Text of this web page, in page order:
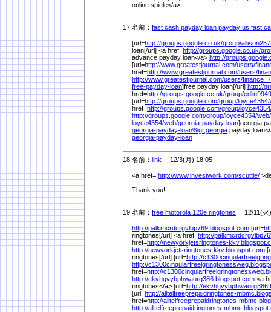
online spiele</a>
17 名前： fast cash payday loan payday us fast
[url=http://groups.google.co.uk/group/
loan[/url] <a href=http://groups.google.co.uk/
advance payday loan</a> http://
[url=http://www.greatestjournal.com/users/
href=http://www.greatestjournal.com/users/
http://www.greatestjournal.com/users/
free-payday-loan]free payday loan[/url] http://
href=http://groups.google.co.uk/group/
[url=http://groups.google.com/group/loyce4354/
href=http://groups.google.com/group/
http://groups.google.com/group/loyce4354/web/
loyce4354/web/georgia-payday-loan]georgia
georgia-payday-loan%gt;georgia payday
georgia-payday-loan
18 名前： link 12/3(月) 18:05
<a href= http://www.investwork.com/scuttle/
Thank you!
19 名前： free motorola 120e ringtones 12/11(火
http://palkmcrdcrgvlbp769.blogspot.com [url=
ringtones[/url] <a href=http://
href=http://newyorkjetsringtones-
http://newyorkjetsringtones-kkv.blogspot.com
ringtones[/url] [url=http://
http://
href=http://
http://ekvhgvybphwaorg386.blogspot.com <a
ringtones</a> [url=http://
[url=http://alltelfreeprepaidringtones-
href=http://alltelfreeprepaidringtones-
http://alltelfreeprepaidringtones-